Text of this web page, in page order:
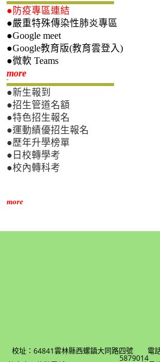
●防疫專區連結
●嚴重特殊傳染性肺炎專區
●Google meet
●Google教育版(教育雲登入)
●微軟 Teams
more新生專區
●新生報到
●招生管道名額
●特色招生報名
●運動績優招生報名
●歷年升學榜單
●日校轉學考
●校內轉科考
more
校址：64841雲林縣西螺鎮大同路四號
5879014